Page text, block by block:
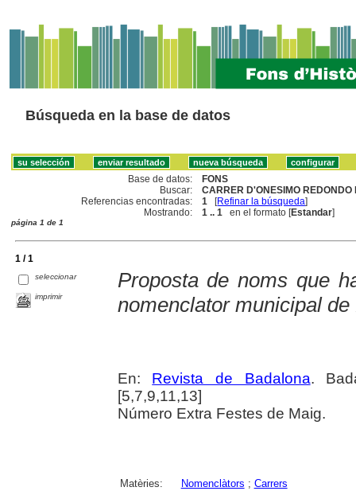
Búsqueda en la base de datos
Base de datos:
FONS
Buscar:
CARRER D'ONESIMO
Referencias encontradas:
1 [Refinar la búsqueda]
Mostrando:
1 .. 1 en el formato [Estandar]
página 1 de 1
1 / 1
seleccionar
imprimir
Proposta de noms que
nomenclator municipal de
En: Revista de Badalona.
[5,7,9,11,13]
Número Extra Festes de Maig.
Matèries: Nomenclàtors ; Carrers